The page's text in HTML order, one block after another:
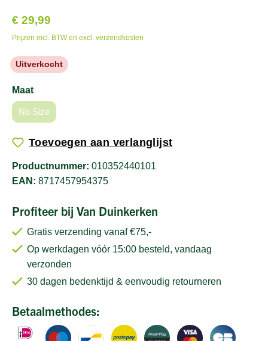
€ 29,99
Prijzen incl. BTW en excl. verzendkosten
Uitverkocht
Maat
No Size
Toevoegen aan verlanglijst
Productnummer: 010352440101
EAN: 8717457954375
Profiteer bij Van Duinkerken
Gratis verzending vanaf €75,-
Op werkdagen vóór 15:00 besteld, vandaag
verzonden
30 dagen bedenktijd & eenvoudig retourneren
Betaalmethodes: